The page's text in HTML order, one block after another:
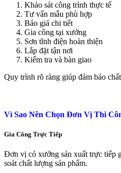
Khảo sát công trình thực tế
Tư vấn mẫu phù hợp
Báo giá chi tiết
Gia công tại xưởng
Sơn tĩnh điện hoàn thiện
Lắp đặt tận nơi
Kiểm tra và bàn giao
Quy trình rõ ràng giúp đảm bảo
Vì Sao Nên Chọn Đơn Vị Thi
Gia Công Trực Tiếp
Đơn vị có xưởng sản xuất trực tiếp
soát chất lượng sản phẩm.